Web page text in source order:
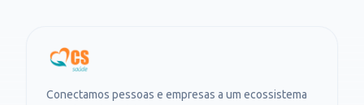
Conectamos pessoas e empresas a um ecossistema